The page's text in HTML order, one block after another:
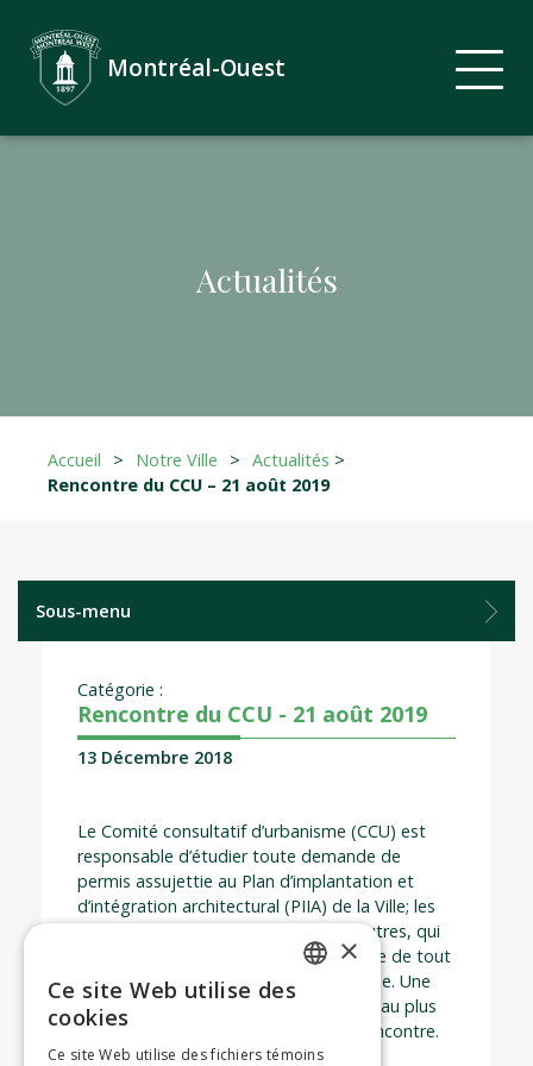
Actualités
Montréal-Ouest
Accueil > Notre Ville > Actualités >
Rencontre du CCU – 21 août 2019
Sous-menu
Rencontre du CCU - 21 août 2019
Catégorie :
13 Décembre 2018
Le Comité consultatif d’urbanisme (CCU) est
responsable d’étudier toute demande de
permis assujettie au Plan d’implantation et
d’intégration architectural (PIIA) de la Ville; les
projets concernés sont ceux, entre autres, qui
visent à modifier l’apparence extérieure de tout
bâtiment situé sur le territoire de la Ville. Une
demande complète doit être soumise au plus
tard 2 semaines avant la date de la rencontre.
×
Ce site Web utilise des
cookies
Ce site Web utilise des fichiers témoins